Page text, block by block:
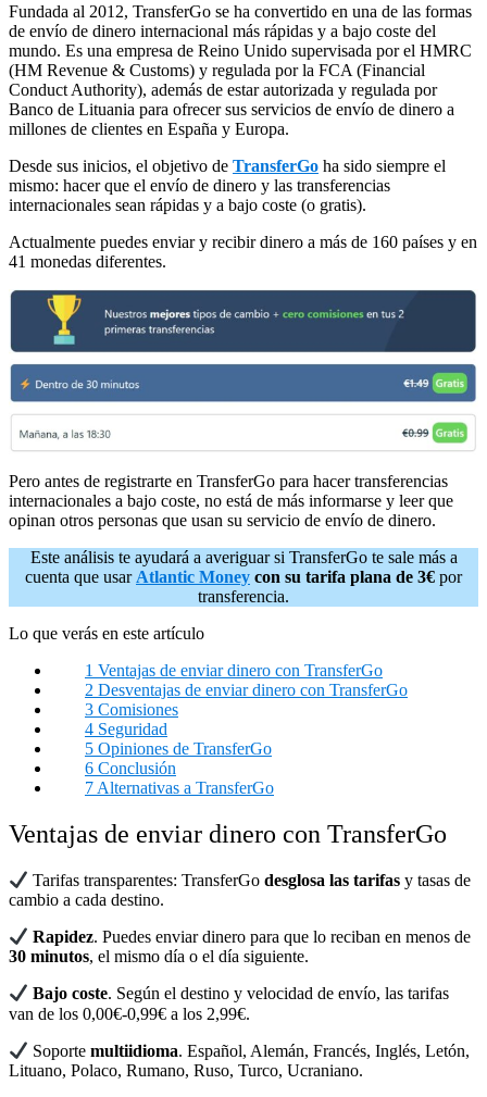
Fundada al 2012, TransferGo se ha convertido en una de las formas
de envío de dinero internacional más rápidas y a bajo coste del
mundo. Es una empresa de Reino Unido supervisada por el HMRC
(HM Revenue & Customs) y regulada por la FCA (Financial
Conduct Authority), además de estar autorizada y regulada por
Banco de Lituania para ofrecer sus servicios de envío de dinero a
millones de clientes en España y Europa.
Desde sus inicios, el objetivo de TransferGo ha sido siempre el
mismo: hacer que el envío de dinero y las transferencias
internacionales sean rápidas y a bajo coste (o gratis).
Actualmente puedes enviar y recibir dinero a más de 160 países y en
41 monedas diferentes.
Pero antes de registrarte en TransferGo para hacer transferencias
internacionales a bajo coste, no está de más informarse y leer que
opinan otros personas que usan su servicio de envío de dinero.
Este análisis te ayudará a averiguar si TransferGo te sale más a
cuenta que usar Atlantic Money con su tarifa plana de 3€ por
transferencia.
Lo que verás en este artículo
1 Ventajas de enviar dinero con TransferGo
2 Desventajas de enviar dinero con TransferGo
3 Comisiones
4 Seguridad
5 Opiniones de TransferGo
6 Conclusión
7 Alternativas a TransferGo
Ventajas de enviar dinero con TransferGo
Tarifas transparentes: TransferGodesglosa las tarifas y tasas de
cambio a cada destino.
Rapidez. Puedes enviar dinero para que lo reciban en menos de
30 minutos, el mismo día o el día siguiente.
Bajo coste. Según el destino y velocidad de envío, las tarifas
van de los 0,00€-0,99€ a los 2,99€.
Soportemultiidioma. Español, Alemán, Francés, Inglés, Letón,
Lituano, Polaco, Rumano, Ruso, Turco, Ucraniano.